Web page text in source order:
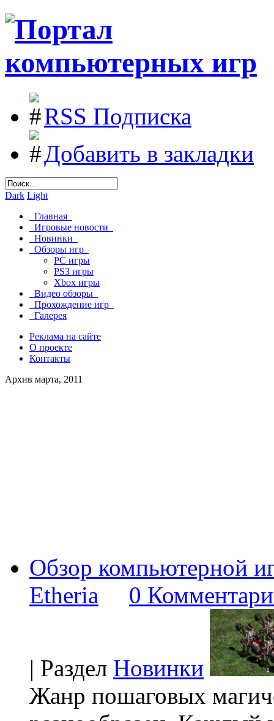
RSS Подписка
Добавить в закладки
Dark Light
Главная
Игровые новости
Новинки
Обзоры игр
PC игры
PS3 игры
Xbox игры
Видео обзоры
Прохождение игр
Галерея
Реклама на сайте
О проекте
Контакты
Архив марта, 2011
Обзор компьютерной
Etheria
0
| Раздел Новинки
Жанр пошаговых